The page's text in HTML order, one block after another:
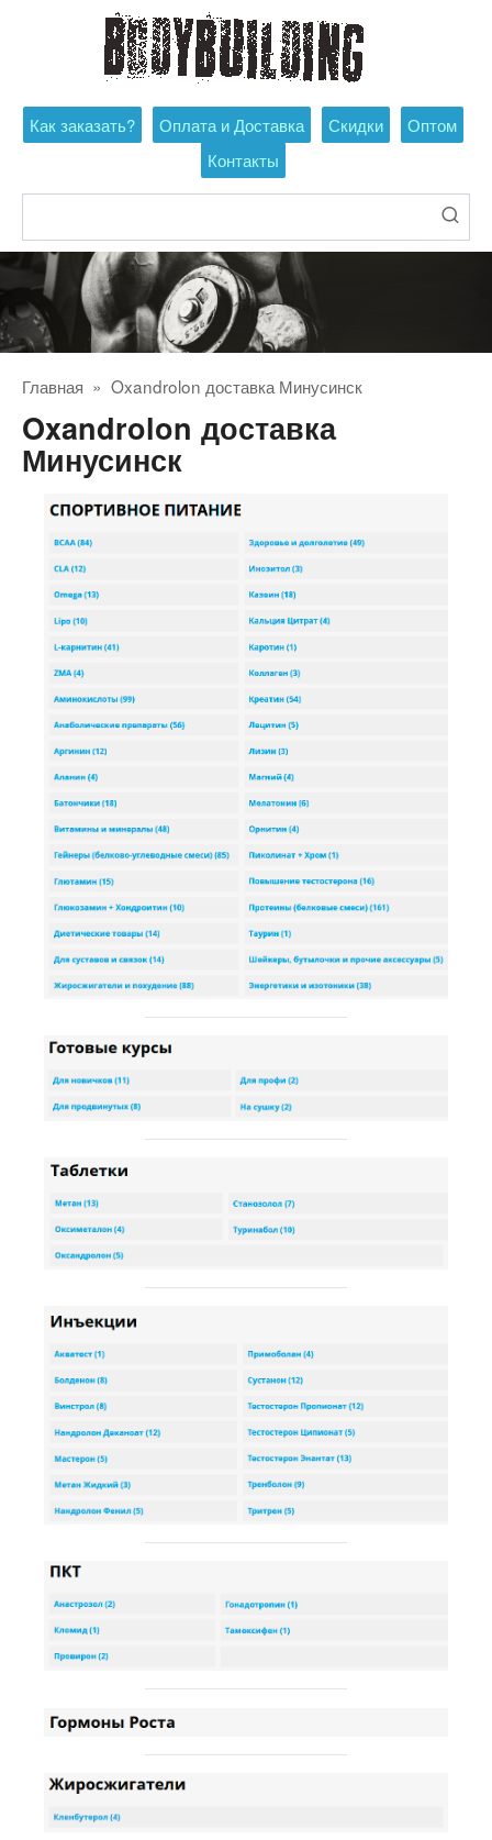
Как заказать? Оплата и Доставка Скидки
Оптом
Контакты
Главная » Oxandrolon доставка Минусинск
Oxandrolon доставка
Минусинск